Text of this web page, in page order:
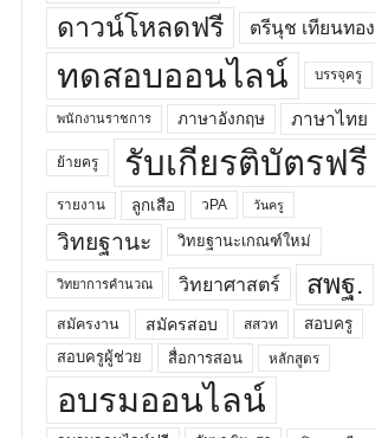
ดาวน์โหลดฟรี ตรีนุช เทียนทอง
ทดสอบออนไลน์ บรรจุครู
พนักงานราชการ ภาษาอังกฤษ ภาษาไทย
ย้ายครู รับเกียรติบัตรฟรี
รายงาน ลูกเสือ วPA วันครู
วิทยฐานะ วิทยฐานะเกณฑ์ใหม่
วิทยาการคำนวณ วิทยาศาสตร์ สพฐ.
สมัครงาน สมัครสอบ สสวท
สอบครู
สอบครูผู้ช่วย
สื่อการสอน หลักสูตร
อบรมออนไลน์